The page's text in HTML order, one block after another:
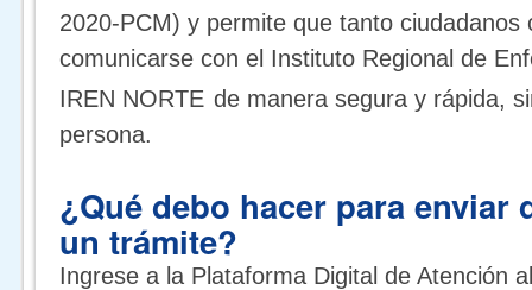
2020-PCM) y permite que tanto ciudadanos
comunicarse con el Instituto Regional de
IREN NORTE de manera segura y rápida,
persona.
¿Qué debo hacer para enviar
un trámite?
Ingrese a la Plataforma Digital de Atención